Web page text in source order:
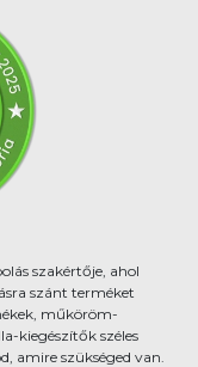
szakértője, ahol
szánt terméket
műköröm-
kiegészítők széles
amire szükséged van.